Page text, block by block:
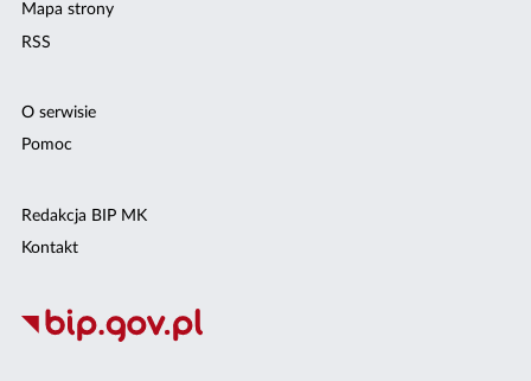
Mapa strony
RSS
O serwisie
Pomoc
Redakcja BIP MK
Kontakt